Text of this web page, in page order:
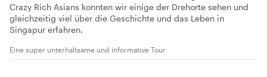
Crazy Rich Asians konnten wir einige der Drehorte sehen und
gleichzeitig viel über die Geschichte und das Leben in
Singapur erfahren.
Eine super unterhaltsame und informative Tour